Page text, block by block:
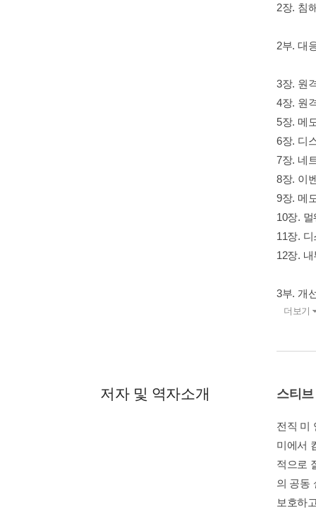
2장. 침
2부. 대
3장. 원
4장. 원
5장. 메
6장. 디
7장. 네
8장. 이
9장. 메
10장.
11장.
12장.
3부. 개
더보기
저자 및 역자소개 스티
전직 미
미에서
적으로
의 공동
보호하